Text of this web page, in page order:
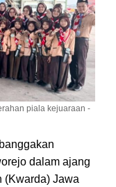
piala kejuaraan -
dalam ajang
(Kwarda) Jawa